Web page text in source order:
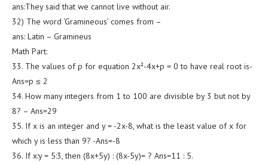
ans:They said that we cannot live without air.
32) The word ‘Gramineous’ comes from –
ans: Latin – Gramineus
Math Part:
33. The values of p for equation 2x²-4x+p = 0 to have real root is-
Ans=p ≤ 2
34. How many integers from 1 to 100 are divisible by 3 but not by
8? – Ans=29
35. If x is an integer and y = -2x-8, what is the least value of x for
which y is less than 9? -Ans=-8
36. If x:y = 5:3, then (8x+5y) : (8x-5y)= ? Ans=11 : 5.